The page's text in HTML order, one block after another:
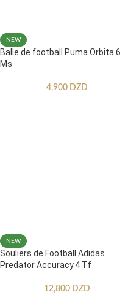
NEW
Balle de football Puma Orbita 6
Ms
4,900 DZD
NEW
Souliers de Football Adidas
Predator Accuracy.4 Tf
12,800 DZD